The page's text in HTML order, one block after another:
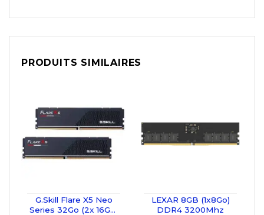
PRODUITS SIMILAIRES
G.Skill Flare X5 Neo
Series 32Go (2x 16Go)
LEXAR 8GB (1x8Go)
DDR4 3200Mhz